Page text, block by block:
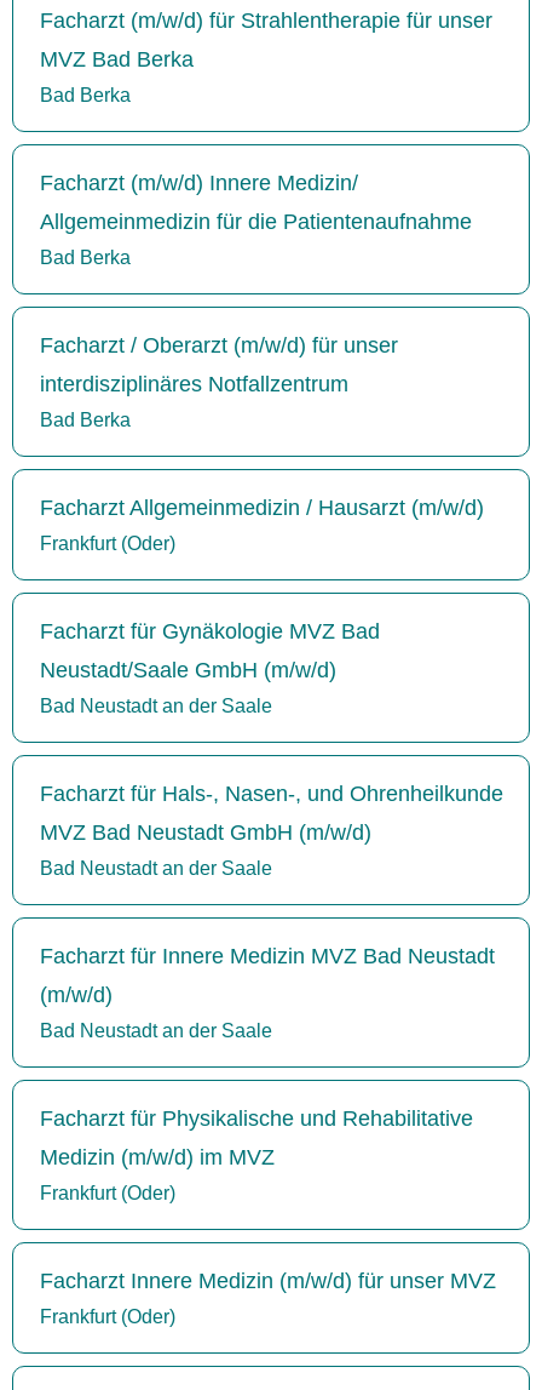
Facharzt (m/w/d) für Strahlentherapie für unser
MVZ Bad Berka
Bad Berka
Facharzt (m/w/d) Innere Medizin/
Allgemeinmedizin für die Patientenaufnahme
Bad Berka
Facharzt / Oberarzt (m/w/d) für unser
interdisziplinäres Notfallzentrum
Bad Berka
Facharzt Allgemeinmedizin / Hausarzt (m/w/d)
Frankfurt (Oder)
Facharzt für Gynäkologie MVZ Bad
Neustadt/Saale GmbH (m/w/d)
Bad Neustadt an der Saale
Facharzt für Hals-, Nasen-, und Ohrenheilkunde
MVZ Bad Neustadt GmbH (m/w/d)
Bad Neustadt an der Saale
Facharzt für Innere Medizin MVZ Bad Neustadt
(m/w/d)
Bad Neustadt an der Saale
Facharzt für Physikalische und Rehabilitative
Medizin (m/w/d) im MVZ
Frankfurt (Oder)
Facharzt Innere Medizin (m/w/d) für unser MVZ
Frankfurt (Oder)